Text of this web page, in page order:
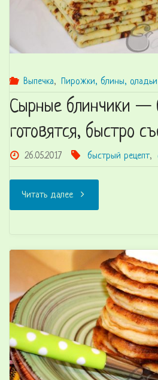
рецепт,
отличный
результат"
Выпечка, Пирожки, блины, оладьи
Сырные блинчики —
готовятся, быстро
26.05.2017 быстрый рецепт,
Читать далее"Сырные
—
быстро
готовятся,
быстро
съедаются"